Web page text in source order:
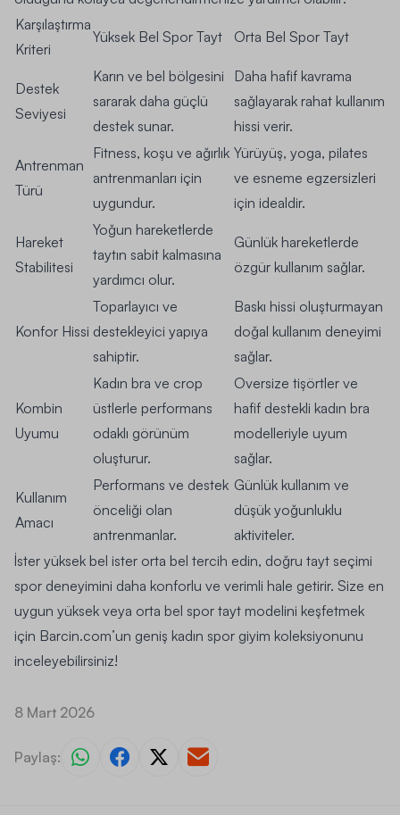
Karşılaştırma
Kriteri
Yüksek Bel Spor Tayt Orta Bel Spor Tayt
Destek
Seviyesi
Karın ve bel bölgesini
sararak daha güçlü
destek sunar.
Daha hafif kavrama
sağlayarak rahat kullanım
hissi verir.
Antrenman
Türü
Fitness, koşu ve ağırlık
antrenmanları için
uygundur.
Yürüyüş, yoga, pilates
ve esneme egzersizleri
için idealdir.
Hareket
Stabilitesi
Yoğun hareketlerde
taytın sabit kalmasına
yardımcı olur.
Günlük hareketlerde
özgür kullanım sağlar.
Konfor Hissi
Toparlayıcı ve
destekleyici yapıya
sahiptir.
Baskı hissi oluşturmayan
doğal kullanım deneyimi
sağlar.
Kombin
Uyumu
Kadın bra ve crop
üstlerle performans
odaklı görünüm
oluşturur.
Oversize tişörtler ve
hafif destekli kadın bra
modelleriyle uyum
sağlar.
Kullanım
Amacı
Performans ve destek
önceliği olan
antrenmanlar.
Günlük kullanım ve
düşük yoğunluklu
aktiviteler.
İster yüksek bel ister orta bel tercih edin, doğru tayt seçimi
spor deneyimini daha konforlu ve verimli hale getirir. Size en
uygun yüksek veya orta bel spor tayt modelini keşfetmek
için Barcin.com’un geniş kadın spor giyim koleksiyonunu
inceleyebilirsiniz!
8 Mart 2026
Paylaş: